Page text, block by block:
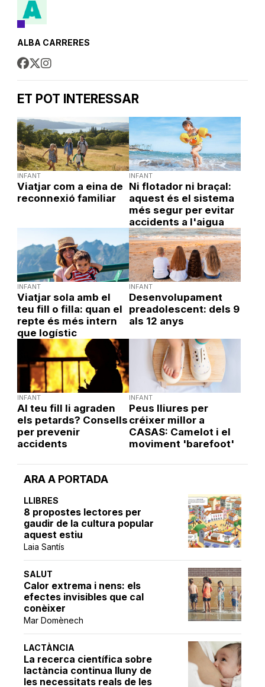
ARA A PORTADA
LLIBRES
8 propostes lectores per
gaudir de la cultura popular
aquest estiu
Laia Santís
SALUT
Calor extrema i nens: els
efectes invisibles que cal
conèixer
Mar Domènech
LACTÀNCIA
La recerca científica sobre
lactància continua lluny de
les necessitats reals de les
ALBA CARRERES
ET POT INTERESSAR
INFANT
Viatjar com a eina de
reconnexió familiar
INFANT
Ni flotador ni braçal:
aquest és el sistema
més segur per evitar
accidents a l'aigua
INFANT
Viatjar sola amb el
teu fill o filla: quan el
repte és més intern
que logístic
INFANT
Desenvolupament
preadolescent: dels 9
als 12 anys
INFANT
Al teu fill li agraden
els petards? Consells
per prevenir
accidents
INFANT
Peus lliures per
créixer millor a
CASAS: Camelot i el
moviment 'barefoot'